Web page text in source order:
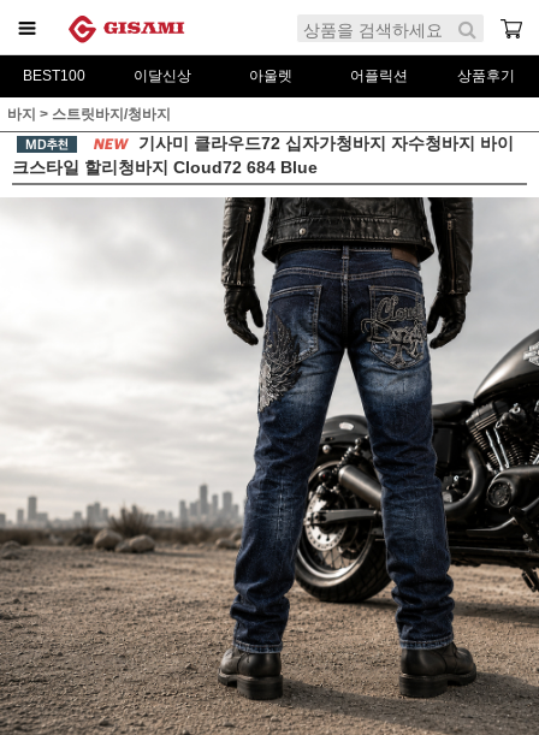
BEST100 이달신상 아울렛 어플릭션 상품후기
바지 > 스트릿바지/청바지
기사미 클라우드72 십자가청바지 자수청바지 바이
크스타일 할리청바지 Cloud72 684 Blue